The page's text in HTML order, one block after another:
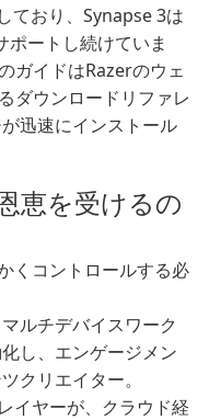
ており、Synapse 3は
ポートし続けていま
ガイドはRazerのウェ
ダウンロードリファレ
迅速にインストール
恵を受けるの
くコントロールする必
ルチデバイスワーク
し、エンゲージメン
クリエイター。
イヤーが、クラウド経